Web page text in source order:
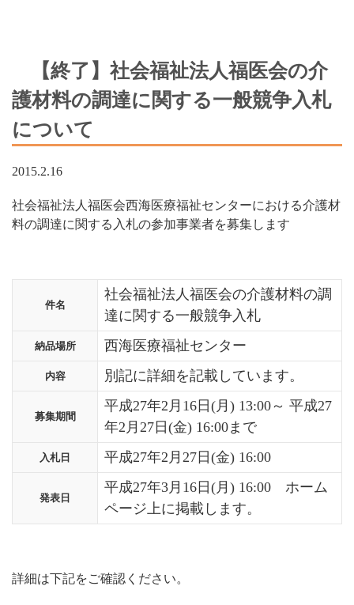
【終了】社会福祉法人福医会の介
護材料の調達に関する一般競争入札
について
2015.2.16
社会福祉法人福医会西海医療福祉センターにおける介護材
料の調達に関する入札の参加事業者を募集します
件名
社会福祉法人福医会の介護材料の調
達に関する一般競争入札
納品場所 西海医療福祉センター
内容 別記に詳細を記載しています。
募集期間
平成27年2月16日(月) 13:00～ 平成27
年2月27日(金) 16:00まで
入札日 平成27年2月27日(金) 16:00
発表日
平成27年3月16日(月) 16:00 ホーム
ページ上に掲載します。
詳細は下記をご確認ください。